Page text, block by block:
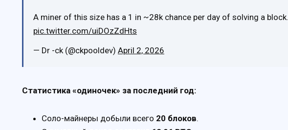
A miner of this size has a 1 in ~28k chance per day of solving a block.
pic.twitter.com/uiDOzZdHts
— Dr -ck (@ckpooldev) April 2, 2026
Статистика «одиночек» за последний год:
Соло-майнеры добыли всего 20 блоков.